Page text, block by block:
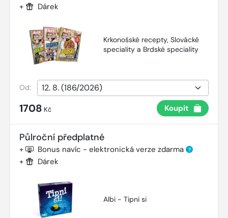
+ Dárek
Krkonošské recepty, Slovácké
speciality a Brdské speciality
Od:
1708 Kč Koupit
Půlroční předplatné
+ Bonus navíc - elektronická verze zdarma ?
+ Dárek
Albi - Tipni si